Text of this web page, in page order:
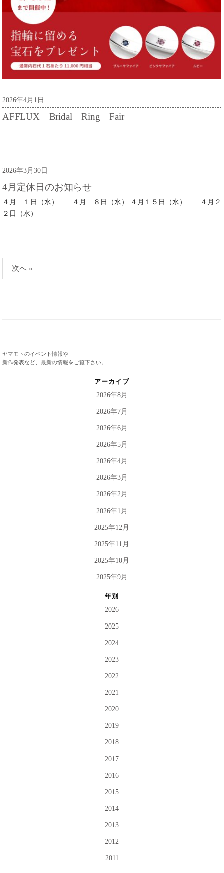
2026年4月1日
AFFLUX Bridal Ring Fair
2026年3月30日
4月定休日のお知らせ
４月 １日（水） ４月 ８日（水） ４月１５日（水） ４月２
２日（水）
投
稿
シ
次へ »
ヤマモトのイベント情報や
新作発表など、最新の情報をご覧下さい。
アーカイブ
2026年8月
2026年7月
2026年6月
2026年5月
2026年4月
2026年3月
2026年2月
2026年1月
2025年12月
2025年11月
2025年10月
2025年9月
年別
2026
2025
2024
2023
2022
2021
2020
2019
2018
2017
2016
2015
2014
2013
2012
2011